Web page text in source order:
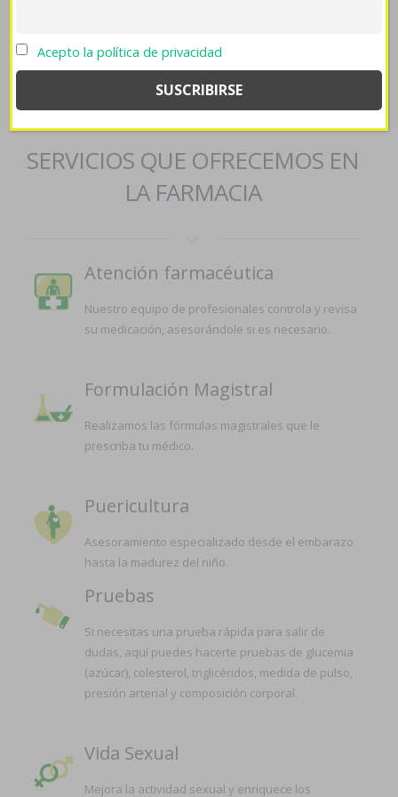
https://farmaciapilarica.es/pilaricameds-precio-amoxicilina-
ácido-clavulanico/::https://farmaciapilarica.es/pilaricameds-
blog-bactrim-sulfatrim-septra-generico/::
medicamento paypal
SERVICIOS QUE OFRECEMOS EN
LA FARMACIA
Atención farmacéutica
Nuestro equipo de profesionales controla y revisa
su medicación, asesorándole si es necesario.
Formulación Magistral
Realizamos las fórmulas magistrales que le
prescriba tu médico.
Puericultura
Asesoramiento especializado desde el embarazo
hasta la madurez del niño.
Pruebas
Si necesitas una prueba rápida para salir de
dudas, aquí puedes hacerte pruebas de glucemia
(azúcar), colesterol, triglicéridos, medida de pulso,
presión arterial y composición corporal.
Vida Sexual
Mejora la actividad sexual y enriquece los
Acepto la política de privacidad